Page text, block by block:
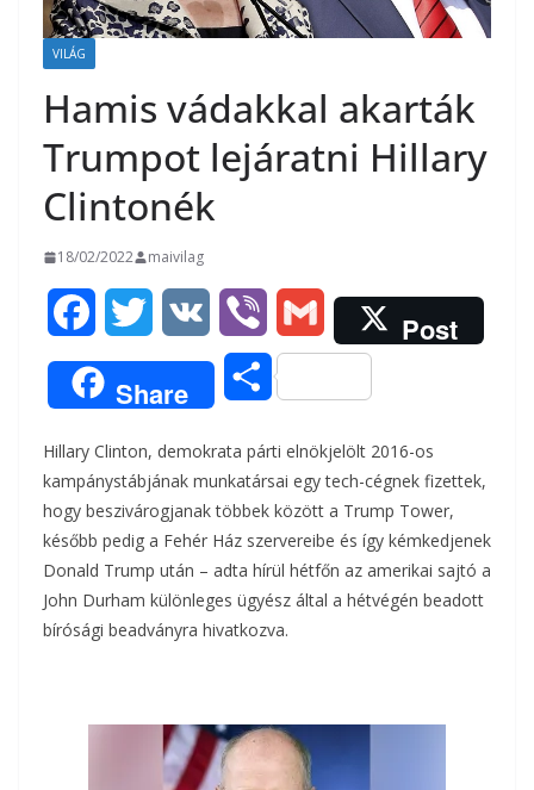
VILÁG
Hamis vádakkal akarták
Trumpot lejáratni Hillary
Clintonék
18/02/2022 maivilag
a
c
e
b
o
o
k
w
i
t
t
e
r
K
i
b
e
r
m
a
i
Post
Share
O
s
z
a
m
Hillary Clinton, demokrata párti elnökjelölt 2016-os
kampánystábjának munkatársai egy tech-cégnek fizettek,
hogy beszivárogjanak többek között a Trump Tower,
később pedig a Fehér Ház szervereibe és így kémkedjenek
Donald Trump után – adta hírül hétfőn az amerikai sajtó a
John Durham különleges ügyész által a hétvégén beadott
bírósági beadványra hivatkozva.